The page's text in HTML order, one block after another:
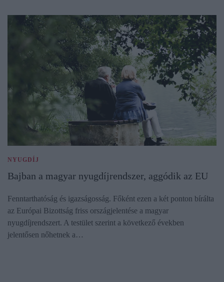
NYUGDÍJ
Bajban a magyar nyugdíjrendszer, aggódik az EU
Fenntarthatóság és igazságosság. Főként ezen a két ponton bírálta
az Európai Bizottság friss országjelentése a magyar
nyugdíjrendszert. A testület szerint a következő években
jelentősen nőhetnek a…